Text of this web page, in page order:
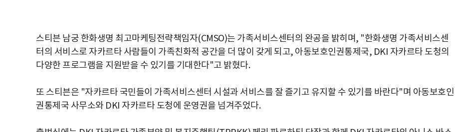
스티븐 남궁 한화생명 최고마케팅전략책임자(CMSO)는 가족서비스센터의 완공을 밝히며, "한화생명 가족서비스센
터의 서비스로 자카르타 사람들이 가족친화적 공간을 더 많이 갖게 되고, 아동보호인권통제국, DKI 자카르타 도청의
다양한 프로그램을 지원받을 수 있기를 기대한다"고 밝혔다.
또 스티븐은 "자카르타 국민들이 가족서비스센터 시설과 서비스를 잘 즐기고 유지할 수 있기를 바란다"며 아동보호인
권통제국 사무소와 DKI 자카르타 도청에 운영권을 넘겨주었다.